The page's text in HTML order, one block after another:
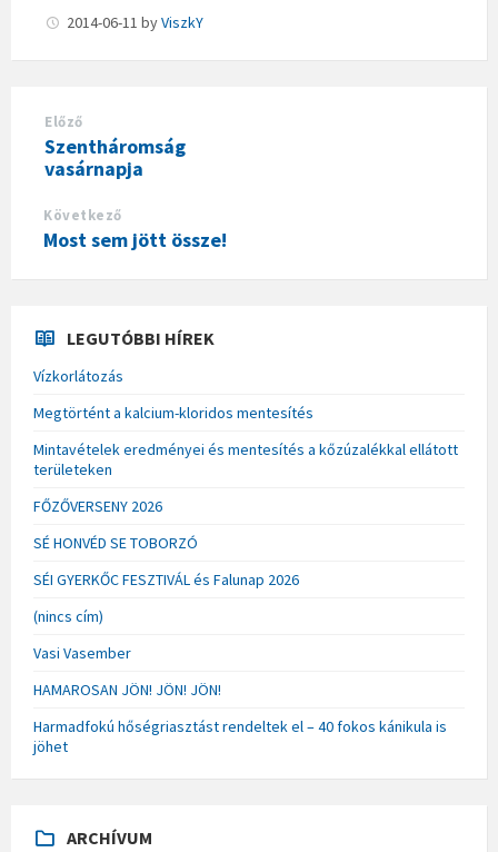
2014-06-11 byViszkY
Előző
Szentháromság
vasárnapja
Következő
Most sem jött össze!
LEGUTÓBBI HÍREK
Vízkorlátozás
Megtörtént a kalcium-kloridos mentesítés
Mintavételek eredményei és mentesítés a kőzúzalékkal ellátott
területeken
FŐZŐVERSENY 2026
SÉ HONVÉD SE TOBORZÓ
SÉI GYERKŐC FESZTIVÁL és Falunap 2026
(nincs cím)
Vasi Vasember
HAMAROSAN JÖN! JÖN! JÖN!
Harmadfokú hőségriasztást rendeltek el – 40 fokos kánikula is
jöhet
ARCHÍVUM